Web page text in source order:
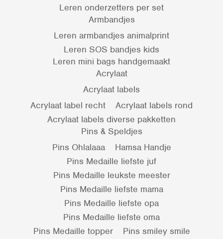
Leren onderzetters per set
Armbandjes
Leren armbandjes animalprint
Leren SOS bandjes kids
Leren mini bags handgemaakt
Acrylaat
Acrylaat labels
Acrylaat label recht
Acrylaat labels rond
Acrylaat labels diverse pakketten
Pins & Speldjes
Pins Ohlalaaa
Hamsa Handje
Pins Medaille liefste juf
Pins Medaille leukste meester
Pins Medaille liefste mama
Pins Medaille liefste opa
Pins Medaille liefste oma
Pins Medaille topper
Pins smiley smile